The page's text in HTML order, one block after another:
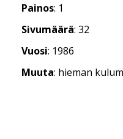
Painos: 1
Sivumäärä: 32
Vuosi: 1986
Muuta: hieman